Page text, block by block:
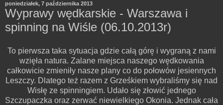
poniedziałek, 7 października 2013
Wyprawy wędkarskie - Warszawa i
spinning na Wiśle (06.10.2013r)
To pierwsza taka sytuacja gdzie całą górę i wygraną z nami
wzięła natura. Zalane miejsca naszego wędkowania
całkowicie zmieniły nasze plany co do połowów jesiennych
Leszczy. Dlatego też razem z Grześkiem wybraliśmy się nad
Wisłę ze spinningiem. Udało się złowić jednego
Szczupaczka oraz zerwać niewielkiego Okonia. Jednak cała